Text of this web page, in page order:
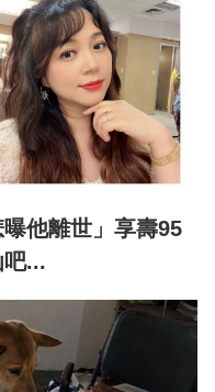
他離世」享壽95
...